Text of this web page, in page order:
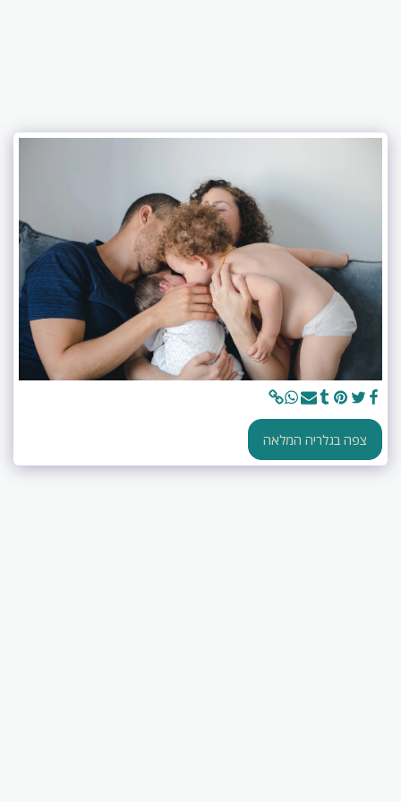
צפה בגלריה המלאה